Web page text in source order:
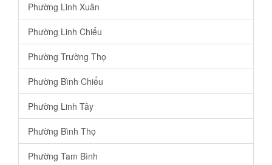
Phường Linh Xuân
Phường Linh Chiểu
Phường Trường Thọ
Phường Bình Chiểu
Phường Linh Tây
Phường Bình Thọ
Phường Tam Bình